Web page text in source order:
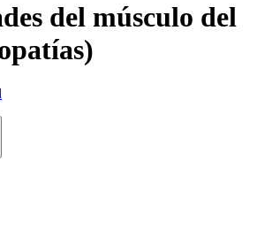
del músculo del